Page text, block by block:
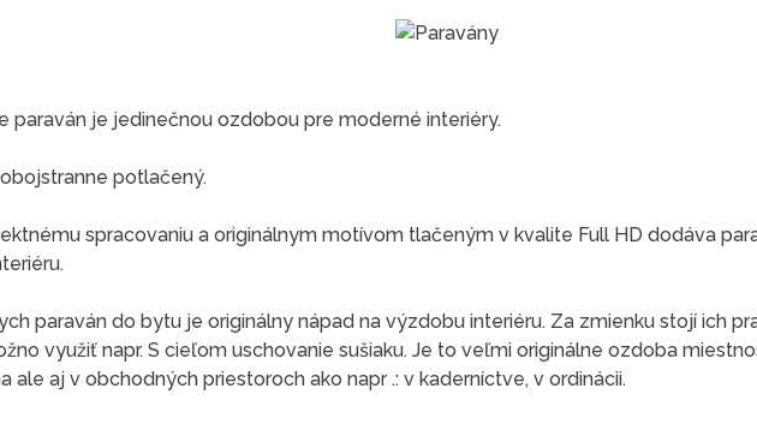
paraván je jedinečnou ozdobou pre moderné interiéry.
potlačený.
spracovaniu a originálnym motívom tlačeným v kvalite Full HD dodáva
paraván do bytu je originálny nápad na výzdobu interiéru. Za zmienku stojí ich
využiť napr. S cieľom uschovanie sušiaku. Je to veľmi originálne ozdoba
ale aj v obchodných priestoroch ako napr .: v kaderníctve, v ordinácii.